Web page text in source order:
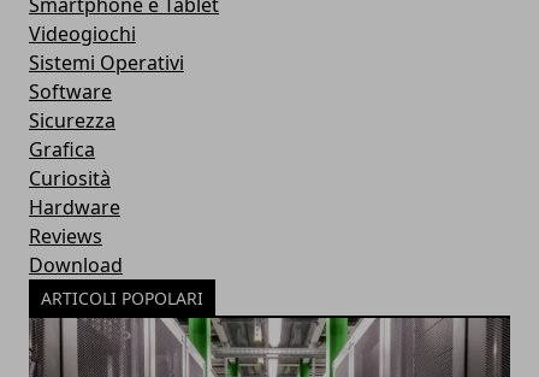
Videogiochi
Sistemi Operativi
Software
Sicurezza
Grafica
Curiosità
Hardware
Reviews
Download
ARTICOLI POPOLARI